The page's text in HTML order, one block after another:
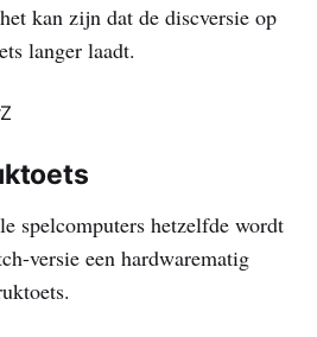
kan zijn dat de discversie op
langer laadt.
spelcomputers hetzelfde wordt
versie een hardwarematig